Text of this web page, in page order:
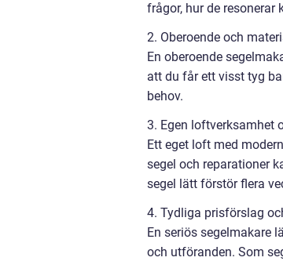
frågor, hur de resonerar
2. Oberoende och
En oberoende
att du får ett visst tyg
behov.
3. Egen loftverksamhet
Ett eget loft med
segel och reparationer
segel lätt förstör flera
4. Tydliga prisförslag
En seriös segelmakare
och utföranden. Som